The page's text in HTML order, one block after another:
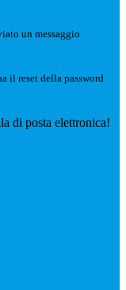
un messaggio
il reset della password
di posta elettronica!